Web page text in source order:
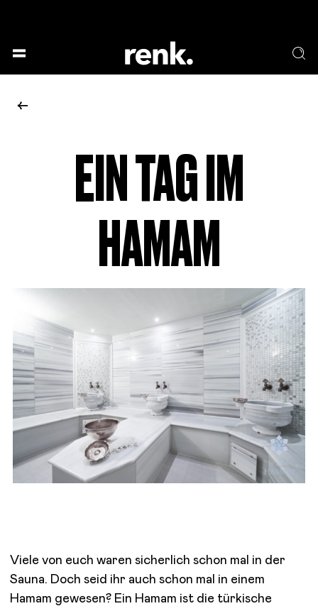
EIN TAG IM
HAMAM
Viele von euch waren sicherlich schon mal in der
Sauna. Doch seid ihr auch schon mal in einem
Hamam gewesen? Ein Hamam ist die türkische